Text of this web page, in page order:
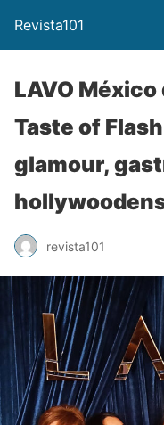
Revista101
LAVO
Taste of
glamour,
revista101